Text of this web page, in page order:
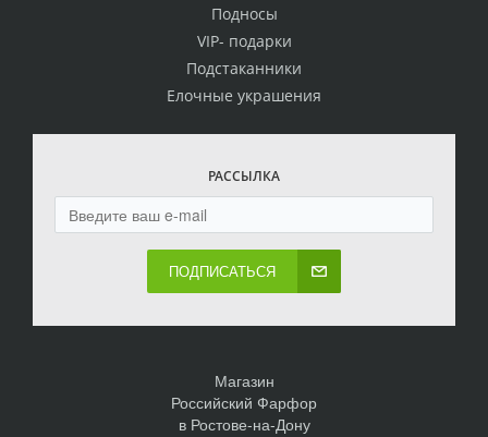
Подносы
VIP- подарки
Подстаканники
Елочные украшения
РАССЫЛКА
ПОДПИСАТЬСЯ
Магазин
Российский Фарфор
в Ростове-на-Дону